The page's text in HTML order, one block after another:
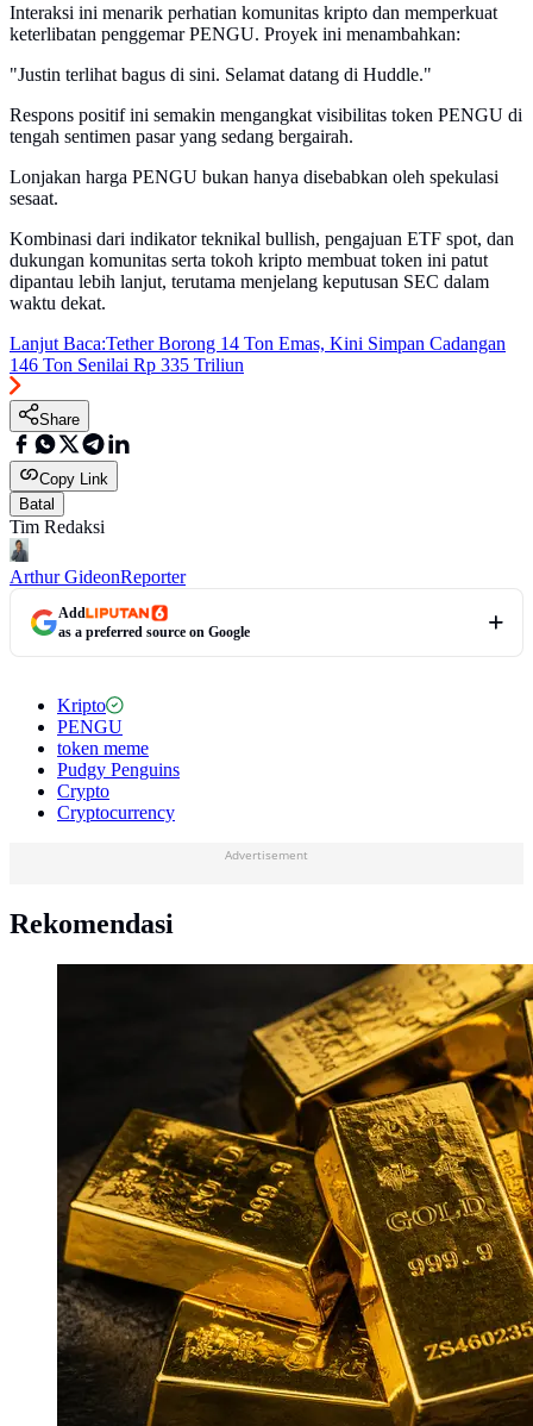
Interaksi ini menarik perhatian komunitas kripto dan memperkuat
keterlibatan penggemar PENGU. Proyek ini menambahkan:
"Justin terlihat bagus di sini. Selamat datang di Huddle."
Respons positif ini semakin mengangkat visibilitas token PENGU di
tengah sentimen pasar yang sedang bergairah.
Lonjakan harga PENGU bukan hanya disebabkan oleh spekulasi
sesaat.
Kombinasi dari indikator teknikal bullish, pengajuan ETF spot, dan
dukungan komunitas serta tokoh kripto membuat token ini patut
dipantau lebih lanjut, terutama menjelang keputusan SEC dalam
waktu dekat.
Lanjut Baca:Tether Borong 14 Ton Emas, Kini Simpan Cadangan
146 Ton Senilai Rp 335 Triliun
Share
Copy Link
Batal
Tim Redaksi
Arthur GideonReporter
Add
as a preferred source on Google
Kripto
PENGU
token meme
Pudgy Penguins
Crypto
Cryptocurrency
Advertisement
Rekomendasi